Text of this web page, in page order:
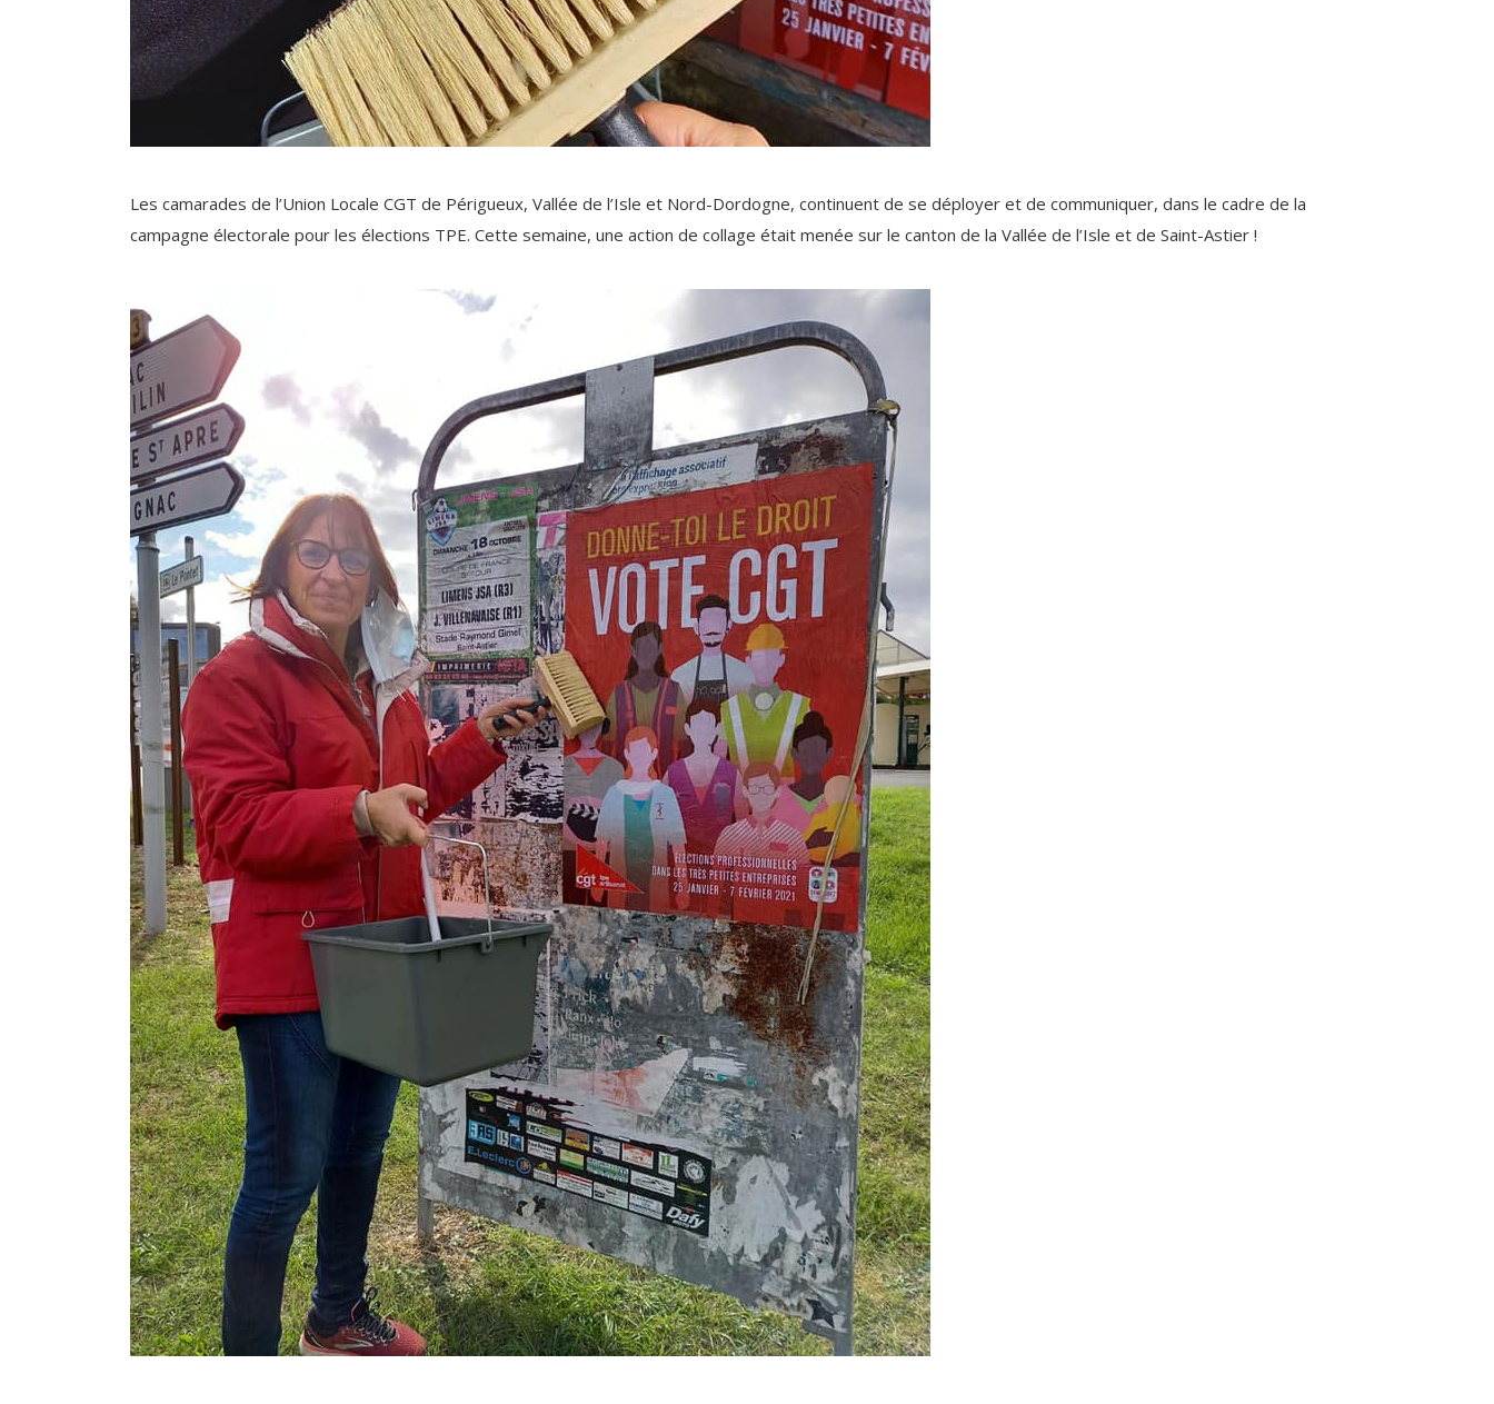
Les camarades de l’Union Locale CGT de Périgueux, Vallée de l’Isle et Nord-Dordogne, continuent de se déployer et de communiquer, dans le cadre de la
campagne électorale pour les élections TPE. Cette semaine, une action de collage était menée sur le canton de la Vallée de l’Isle et de Saint-Astier !